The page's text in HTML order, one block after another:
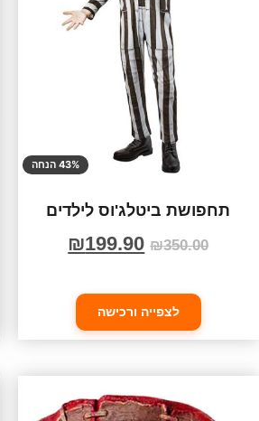
43% הנחה
תחפושת ביטלג'וס לילדים
₪350.00
₪199.90
לצפייה ורכישה